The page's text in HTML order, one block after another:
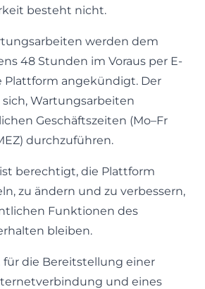
besteht nicht.
werden dem
48 Stunden im Voraus per E-
Plattform angekündigt. Der
Wartungsarbeiten
Geschäftszeiten (Mo–Fr
durchzuführen.
berechtigt, die Plattform
zu ändern und zu verbessern,
Funktionen des
bleiben.
für die Bereitstellung einer
und eines